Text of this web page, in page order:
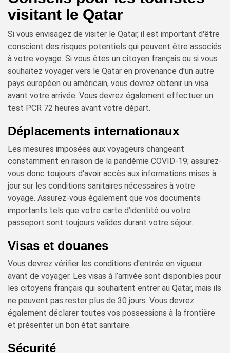
visitant le Qatar
Si vous envisagez de visiter le Qatar, il est important d'être
conscient des risques potentiels qui peuvent être associés
à votre voyage. Si vous êtes un citoyen français ou si vous
souhaitez voyager vers le Qatar en provenance d'un autre
pays européen ou américain, vous devrez obtenir un visa
avant votre arrivée. Vous devrez également effectuer un
test PCR 72 heures avant votre départ.
Déplacements internationaux
Les mesures imposées aux voyageurs changeant
constamment en raison de la pandémie COVID-19; assurez-
vous donc toujours d'avoir accès aux informations mises à
jour sur les conditions sanitaires nécessaires à votre
voyage. Assurez-vous également que vos documents
importants tels que votre carte d’identité ou votre
passeport sont toujours valides durant votre séjour.
Visas et douanes
Vous devrez vérifier les conditions d'entrée en vigueur
avant de voyager. Les visas à l’arrivée sont disponibles pour
les citoyens français qui souhaitent entrer au Qatar, mais ils
ne peuvent pas rester plus de 30 jours. Vous devrez
également déclarer toutes vos possessions à la frontière
et présenter un bon état sanitaire.
Sécurité